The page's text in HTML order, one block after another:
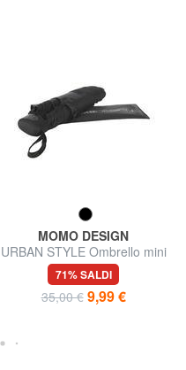
MOMO DESIGN
URBAN STYLE Ombrello mini
71% SALDI
35,00 € 9,99 €